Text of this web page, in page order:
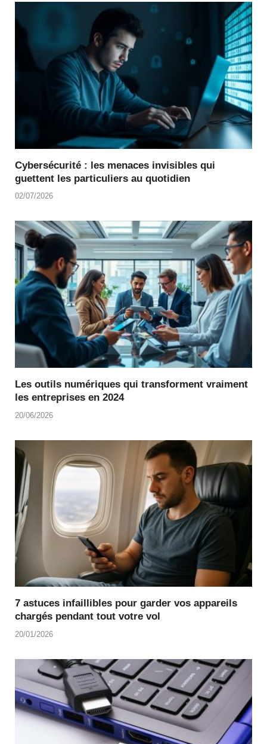
Cybersécurité : les menaces invisibles qui
guettent les particuliers au quotidien
02/07/2026
Les outils numériques qui transforment vraiment
les entreprises en 2024
20/06/2026
7 astuces infaillibles pour garder vos appareils
chargés pendant tout votre vol
20/01/2026